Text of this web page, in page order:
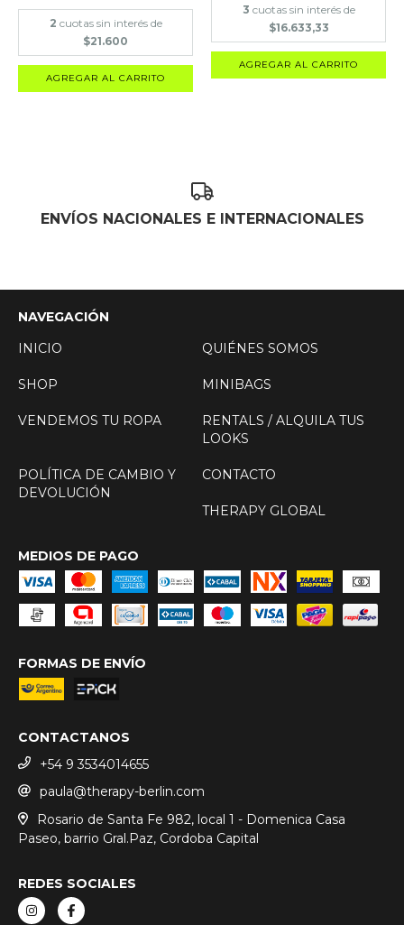
2 cuotas sin interés de
$21.600
3 cuotas sin interés de
$16.633,33
ENVÍOS NACIONALES E INTERNACIONALES
NAVEGACIÓN
INICIO
QUIÉNES SOMOS
SHOP MINIBAGS
VENDEMOS TU ROPA
RENTALS / ALQUILA TUS
LOOKS
POLÍTICA DE CAMBIO Y
DEVOLUCIÓN
CONTACTO
THERAPY GLOBAL
MEDIOS DE PAGO
FORMAS DE ENVÍO
CONTACTANOS
+54 9 3534014655
paula@therapy-berlin.com
Rosario de Santa Fe 982, local 1 - Domenica Casa
Paseo, barrio Gral.Paz, Cordoba Capital
REDES SOCIALES